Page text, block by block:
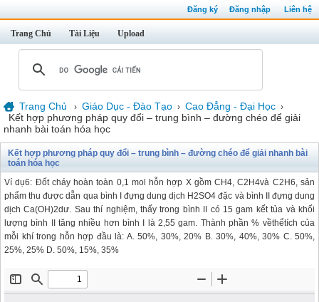
Đăng ký Đăng nhập Liên hệ
Trang Chủ Tài Liệu Upload
Trang Chủ › Giáo Dục - Đào Tạo › Cao Đẳng - Đại Học ›
Kết hợp phương pháp quy đổi – trung bình – đường chéo để giải
nhanh bài toán hóa học
Kết hợp phương pháp quy đổi – trung bình – đường chéo để giải nhanh bài
toán hóa học
Ví dụ6: Đốt cháy hoàn toàn 0,1 mol hỗn hợp X gồm CH4, C2H4và C2H6, sản
phẩm thu được dẫn qua bình I đựng dung dịch H2SO4 đặc và bình II đựng dung
dịch Ca(OH)2dư. Sau thí nghiệm, thấy trong bình II có 15 gam kết tủa và khối
lượng bình II tăng nhiều hơn bình I là 2,55 gam. Thành phần % vềthểtích của
mỗi khí trong hỗn hợp đầu là: A. 50%, 30%, 20% B. 30%, 40%, 30% C. 50%,
25%, 25% D. 50%, 15%, 35%